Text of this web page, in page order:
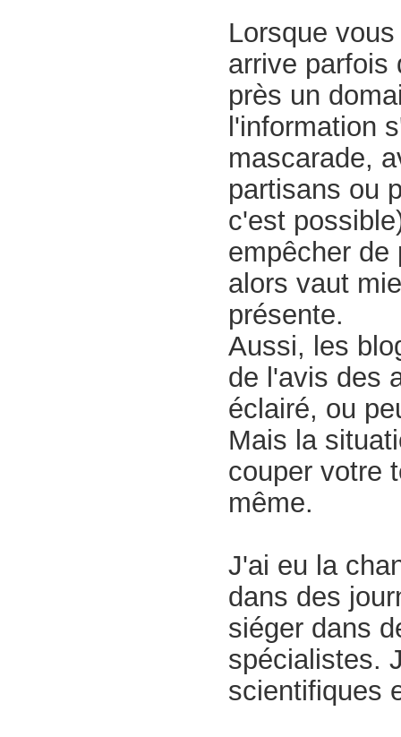
Lorsque
arrive parfois
près un
l'information
mascarade,
partisans ou
c'est
empêcher de
alors vaut
présente.
Aussi, les
de l'avis des
éclairé, ou
Mais la
couper votre
même.
J'ai eu la
dans des
siéger dans
spécialistes.
scientifiques